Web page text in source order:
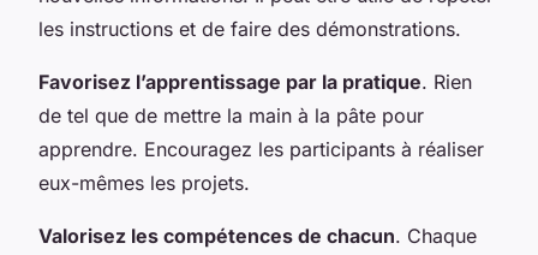
les instructions et de faire des démonstrations.
Favorisez l’apprentissage par la pratique. Rien
de tel que de mettre la main à la pâte pour
apprendre. Encouragez les participants à réaliser
eux-mêmes les projets.
Valorisez les compétences de chacun. Chaque